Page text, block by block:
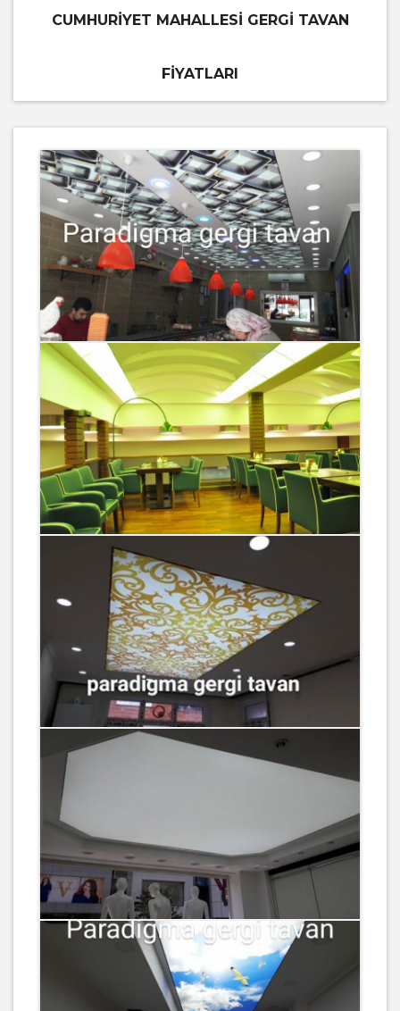
CUMHURIYET MAHALLESI GERGI TAVAN
FIYATLARI